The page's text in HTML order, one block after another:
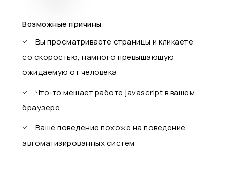
Возможные причины:
Вы просматриваете страницы и кликаете
со скоростью, намного превышающую
ожидаемую от человека
Что-то мешает работе javascript в вашем
браузере
Ваше поведение похоже на поведение
автоматизированных систем